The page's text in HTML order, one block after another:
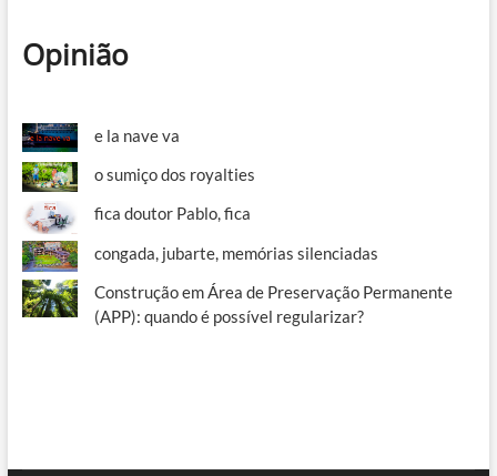
Opinião
e la nave va
o sumiço dos royalties
fica doutor Pablo, fica
congada, jubarte, memórias silenciadas
Construção em Área de Preservação Permanente
(APP): quando é possível regularizar?